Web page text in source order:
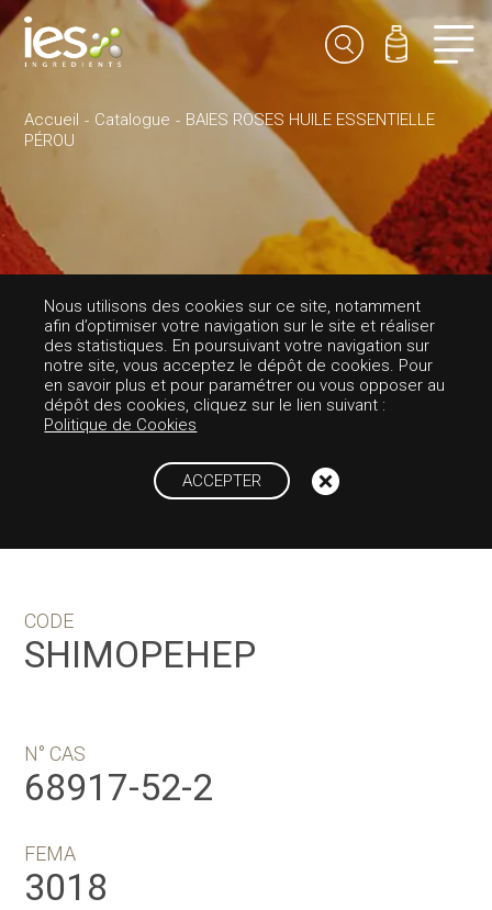
Accueil Catalogue
BAIES ROSES HUILE ESSENTIELLE
PÉROU
AROMES-EPICÉE
BAIES ROSES HUI
LE ESSENTIELLE
PÉROU
Nous utilisons des cookies sur ce site, notamment
afin d’optimiser votre navigation sur le site et réaliser
des statistiques. En poursuivant votre navigation sur
notre site, vous acceptez le dépôt de cookies. Pour
en savoir plus et pour paramétrer ou vous opposer au
dépôt des cookies, cliquez sur le lien suivant :
Politique de Cookies
ACCEPTER
CODE
SHIMOPEHEP
N° CAS
68917-52-2
FEMA
3018